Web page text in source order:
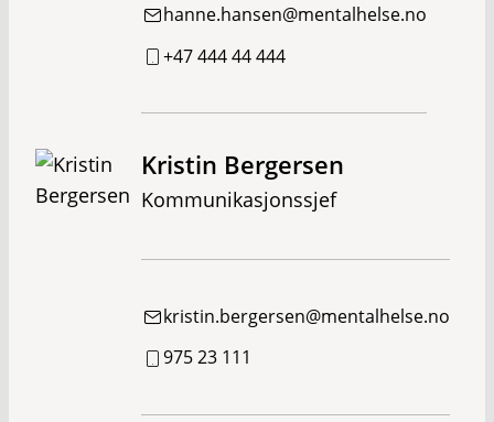
hanne.hansen@mentalhelse.no
+47 444 44 444
Kristin Bergersen
Kommunikasjonssjef
kristin.bergersen@mentalhelse.no
975 23 111